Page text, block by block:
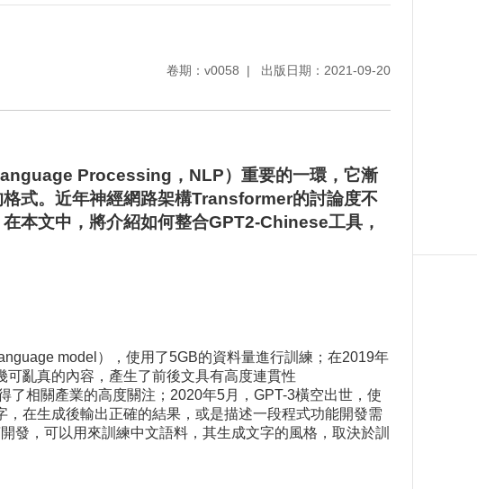
卷期：v0058 出版日期：2021-09-20
Processing，NLP）重要的一環，它漸
式。近年神經網路架構Transformer的討論度不
本文中，將介紹如何整合GPT2-Chinese工具，
model），使用了5GB的資料量進行訓練；在2019年
亂真的內容，產生了前後文具有高度連貫性
了相關產業的高度關注；2020年5月，GPT-3橫空出世，使
在生成後輸出正確的結果，或是描述一段程式功能開發需
，可以用來訓練中文語料，其生成文字的風格，取決於訓